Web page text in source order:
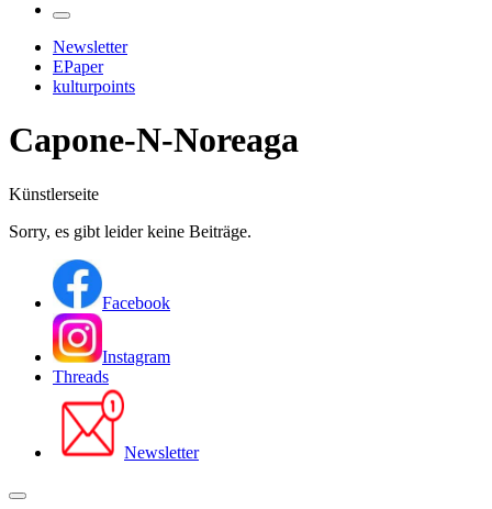
Newsletter
EPaper
kulturpoints
Capone-N-Noreaga
Künstlerseite
Sorry, es gibt leider keine Beiträge.
Facebook
Instagram
Threads
Newsletter